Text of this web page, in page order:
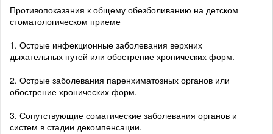
Противопоказания к общему обезболиванию на детском
стоматологическом приеме
1. Острые инфекционные заболевания верхних
дыхательных путей или обострение хронических форм.
2. Острые заболевания паренхиматозных органов или
обострение хронических форм.
3. Сопутствующие соматические заболевания органов и
систем в стадии декомпенсации.